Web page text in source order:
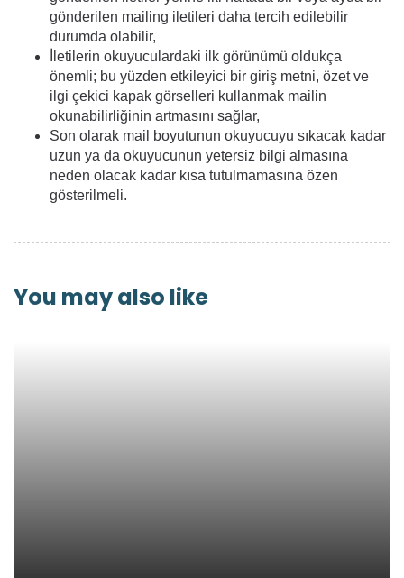
gönderilen mailing iletileri daha tercih edilebilir
durumda olabilir,
İletilerin okuyuculardaki ilk görünümü oldukça
önemli; bu yüzden etkileyici bir giriş metni, özet ve
ilgi çekici kapak görselleri kullanmak mailin
okunabilirliğinin artmasını sağlar,
Son olarak mail boyutunun okuyucuyu sıkacak kadar
uzun ya da okuyucunun yetersiz bilgi almasına
neden olacak kadar kısa tutulmamasına özen
gösterilmeli.
You may also like